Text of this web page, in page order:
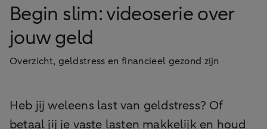
Begin slim: videoserie over
jouw geld
Overzicht, geldstress en financieel gezond zijn
Heb jij weleens last van geldstress? Of
betaal jij je vaste lasten makkelijk en houd